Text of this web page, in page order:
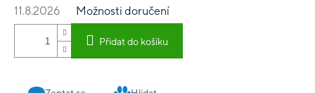
11.8.2026 Možnosti doručení
Přidat do košíku